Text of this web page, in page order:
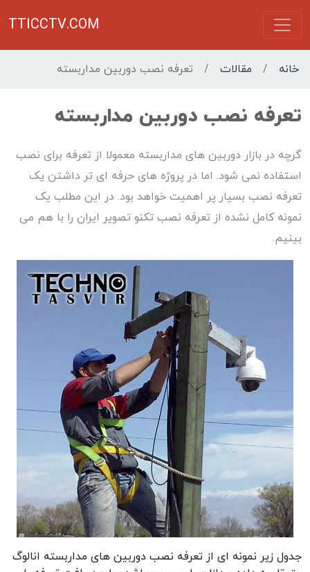
TTICCTV.COM
خانه / مقالات / تعرفه نصب دوربین مداربسته
تعرفه نصب دوربین مداربسته
گرچه در بازار دوربین های مداربسته معمولا از تعرفه برای نصب
استفاده نمی شود. اما در پروژه های حرفه ای تر داشتن یک
تعرفه نصب بسیار پر اهمیت خواهد بود. در این مطلب یک
نمونه کامل نشده از تعرفه نصب تکنو تصویر ایران را با هم می
بینیم.
جدول زیر نمونه ای از تعرفه نصب دوربین های مداربسته انالوگ